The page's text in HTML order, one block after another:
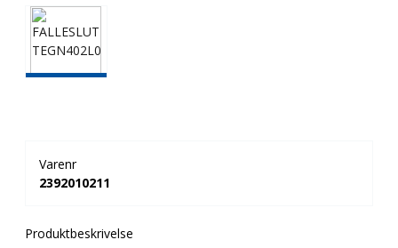
Varenr
2392010211
Produktbeskrivelse